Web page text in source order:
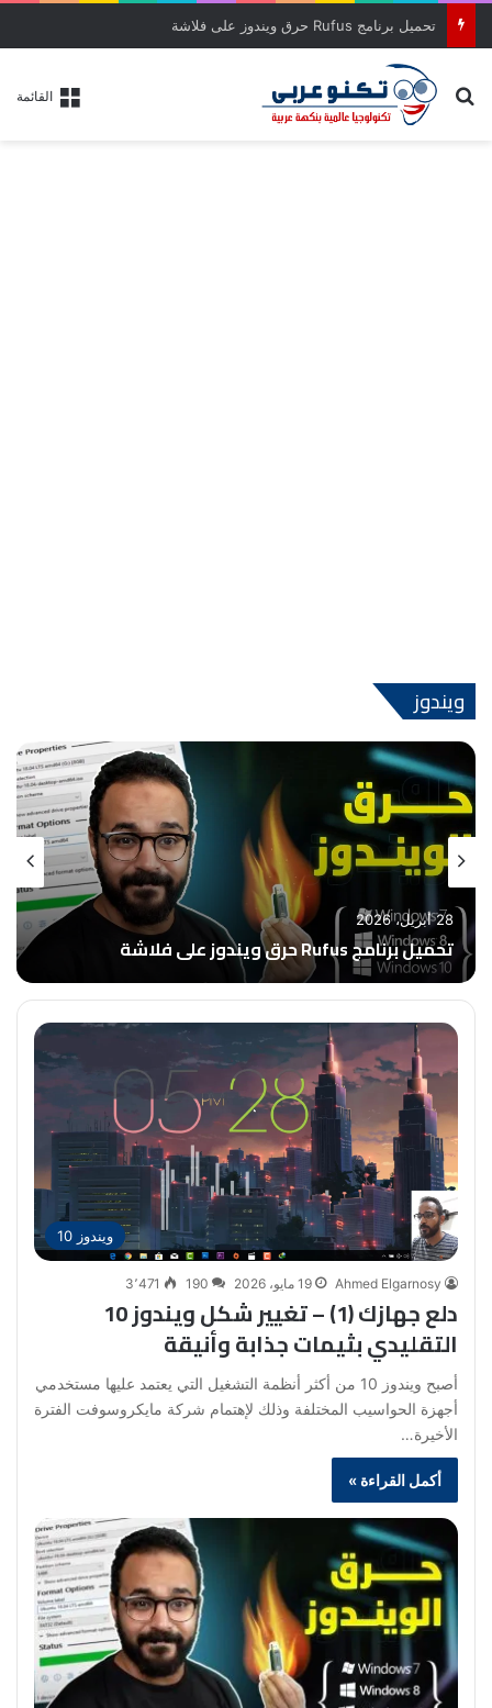
تحميل برنامج Rufus حرق ويندوز على فلاشة
القائمة بحث عن
ويندوز
برنامج MiniTool Power Data Recovery عملاق استرجاع
الملفات المحذوفة
ويندوز 10
Ahmed Elgarnosy 19 مايو، 2026 190 3٬471
دلع جهازك (1) – تغيير شكل ويندوز 10
التقليدي بثيمات جذابة وأنيقة
أصبح ويندوز 10 من أكثر أنظمة التشغيل التي يعتمد عليها مستخدمي
أجهزة الحواسيب المختلفة وذلك لإهتمام شركة مايكروسوفت الفترة
الأخيرة…
أكمل القراءة »